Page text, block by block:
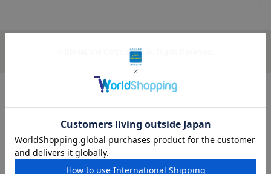
© BorneLund Corporation. All Rights Reserved.